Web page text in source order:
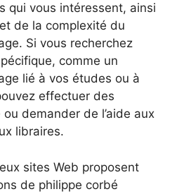
qui vous intéressent, ainsi
de la complexité du
Si vous recherchez
comme un
lié à vos études ou à
effectuer des
demander de l’aide aux
libraires.
sites Web proposent
de philippe corbé